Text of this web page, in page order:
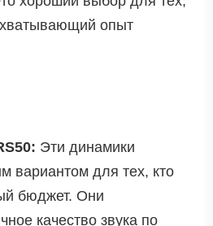
опыт
Эти динамики
вариантом для тех, кто
бюджет. Они
качество звука по